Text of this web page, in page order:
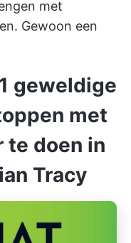
met
Gewoon een
geweldige
met
te doen in
Tracy